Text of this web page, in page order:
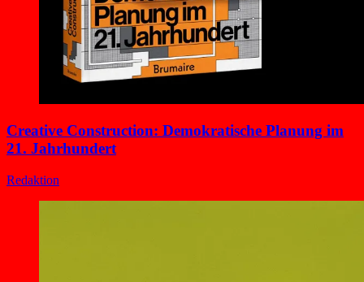
Creative Construction: Demokratische Planung im
21. Jahrhundert
Redaktion